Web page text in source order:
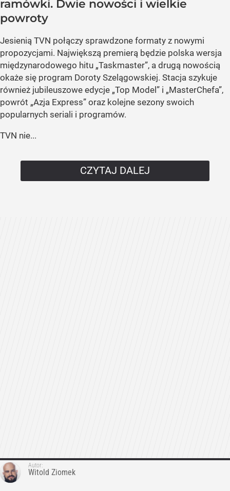
ramówki. Dwie nowości i wielkie
powroty
Jesienią TVN połączy sprawdzone formaty z nowymi
propozycjami. Największą premierą będzie polska wersja
międzynarodowego hitu „Taskmaster”, a drugą nowością
okaże się program Doroty Szelągowskiej. Stacja szykuje
również jubileuszowe edycje „Top Model” i „MasterChefa”,
powrót „Azja Express” oraz kolejne sezony swoich
popularnych seriali i programów.
TVN nie...
CZYTAJ DALEJ
Autor:
Witold Ziomek